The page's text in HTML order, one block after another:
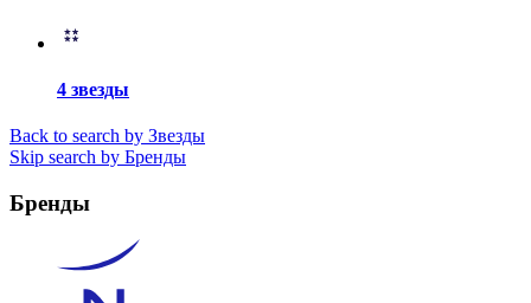
4 звезды
Back to search by Звезды
Skip search by Бренды
Бренды